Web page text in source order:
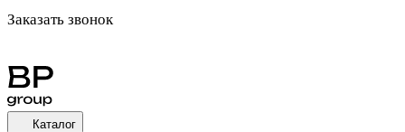
Заказать звонок
Каталог